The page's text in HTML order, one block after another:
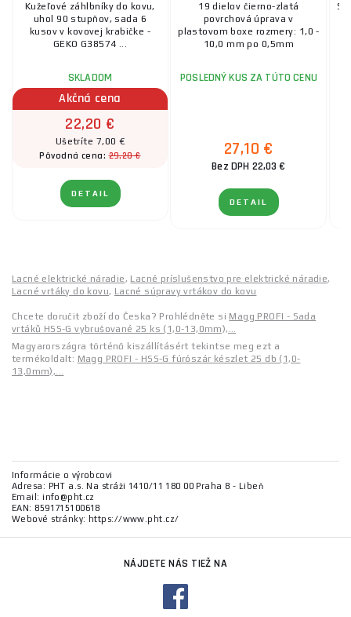
Kužeľové záhlbníky do kovu,
uhol 90 stupňov, sada 6
kusov v kovovej krabičke -
GEKO G38574 ...
SKLADOM
Akčná cena
22,20 €
Ušetríte 7,00 €
Pôvodná cena:29,20 €
DETAIL
19 dielov čierno-zlatá
povrchová úprava v
plastovom boxe rozmery: 1,0 -
10,0 mm po 0,5mm
POSLEDNÝ KUS ZA TÚTO CENU
27,10 €
Bez DPH 22,03 €
DETAIL
Lacné elektrické náradie, Lacné príslušenstvo pre elektrické náradie,
Lacné vrtáky do kovu, Lacné súpravy vrtákov do kovu
Chcete doručit zboží do Česka? Prohlédněte si Magg PROFI - Sada
vrtáků HSS-G vybrušované 25 ks (1,0-13,0mm),…
Magyarországra történő kiszállításért tekintse meg ezt a
termékoldalt: Magg PROFI - HSS-G fúrószár készlet 25 db (1,0-
13,0mm),...
Informácie o výrobcovi
Adresa: PHT a.s. Na stráži 1410/11 180 00 Praha 8 - Libeň
Email: info@pht.cz
EAN: 8591715100618
Webové stránky: https://www.pht.cz/
NÁJDETE NÁS TIEŽ NA